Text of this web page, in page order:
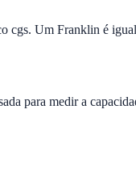
cgs. Um Franklin é
para medir a